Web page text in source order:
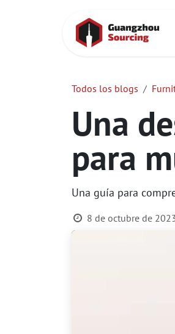
Todos los blogs
Una
para
Una guía para
8 de octubre de